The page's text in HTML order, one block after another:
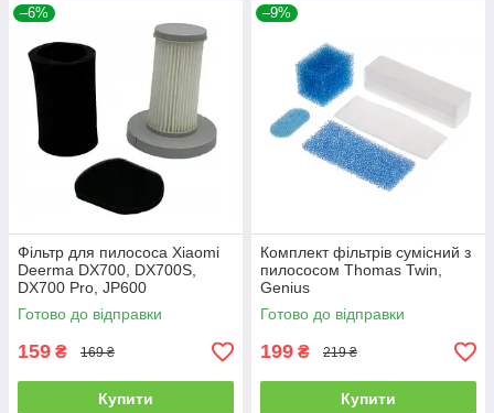
–6%
Фільтр для пилососа Xiaomi
Deerma DX700, DX700S,
DX700 Pro, JP600
Готово до відправки
159 ₴ 169 ₴
Купити
–9%
Комплект фільтрів сумісний з
пилососом Thomas Twin,
Genius
Готово до відправки
199 ₴ 219 ₴
Купити